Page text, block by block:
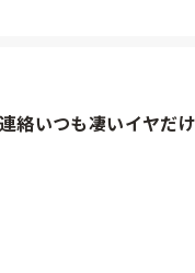
絡いつも凄いイヤだ
」